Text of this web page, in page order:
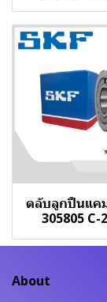
ตลับลูกปืนแคม
305805 C-
About